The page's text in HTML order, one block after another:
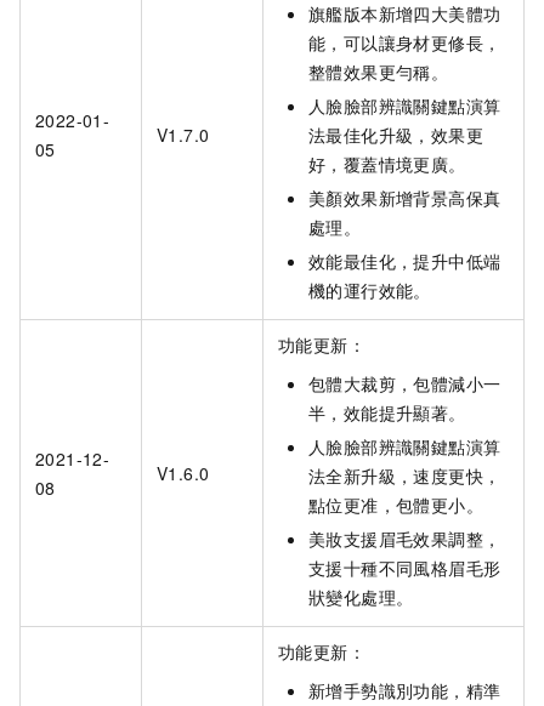
2022-01-
05
V1.7.0
旗艦版本新增四大美體功
能，可以讓身材更修長，
整體效果更勻稱。
人臉臉部辨識關鍵點演算
法最佳化升級，效果更
好，覆蓋情境更廣。
美顏效果新增背景高保真
處理。
效能最佳化，提升中低端
機的運行效能。
2021-12-
08
V1.6.0
功能更新：
包體大裁剪，包體減小一
半，效能提升顯著。
人臉臉部辨識關鍵點演算
法全新升級，速度更快，
點位更准，包體更小。
美妝支援眉毛效果調整，
支援十種不同風格眉毛形
狀變化處理。
功能更新：
新增手勢識別功能，精準